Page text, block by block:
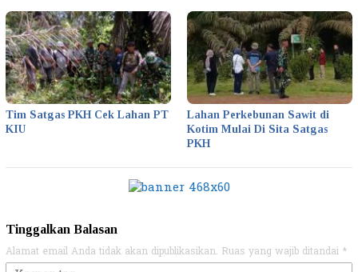
Tim Satgas PKH Cek Lahan PT
KIU
Lahan Perkebunan Sawit di
Kotim Mulai Di Sita Satgas
PKH
Tinggalkan Balasan
Alamat email Anda tidak akan dipublikasikan. Ruas yang wajib ditandai *